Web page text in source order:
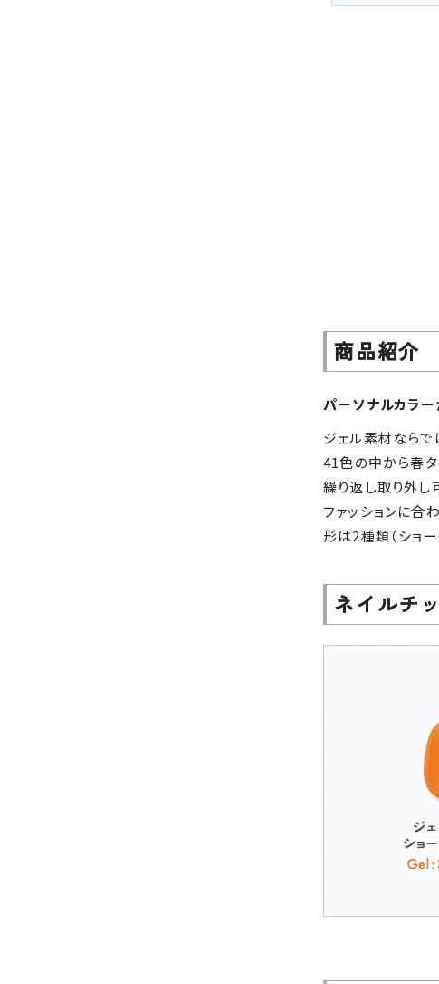
商品紹介
パーソナルカラ
ジェル素材ならで
41色の中から春タ
繰り返し取り外し
ファッションに合
形は2種類（ショ
ネイルチ